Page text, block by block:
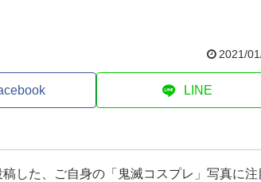
2021/
LINE
稿した、ご自身の「鬼滅コスプレ」写真に注